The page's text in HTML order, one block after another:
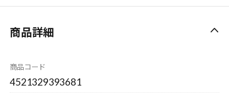
商品詳細
商品コード
4521329393681